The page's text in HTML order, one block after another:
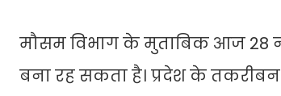
मौसम विभाग के मुताबिक आज 28
बना रह सकता है। प्रदेश के